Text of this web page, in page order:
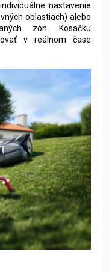
nastavenie
oblastiach) alebo
zón. Kosačku
v reálnom čase